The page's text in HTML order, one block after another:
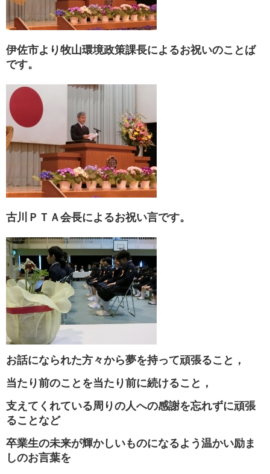
伊佐市より牧山環境政策課長によるお祝いのことば
です。
古川ＰＴＡ会長によるお祝い言です。
お話になられた方々から夢を持って頑張ること，
当たり前のことを当たり前に続けること，
支えてくれている周りの人への感謝を忘れずに頑張
ることなど
卒業生の未来が輝かしいものになるよう温かい励ま
しのお言葉を